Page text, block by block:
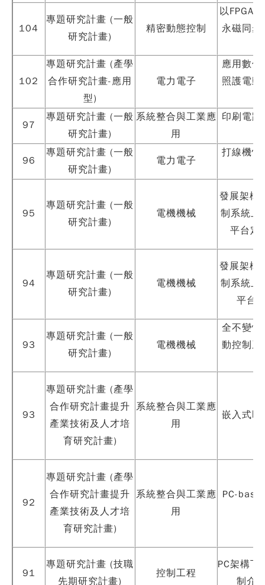
104
專題研究計畫 (一般
研究計畫)
精密動態控制
以FPGA
永磁同步
102
專題研究計畫 (產學
合作研究計畫-應用
型)
電力電子
應用數
照護電
97
專題研究計畫 (一般
研究計畫)
系統整合與工業應
用
印刷電
96
專題研究計畫 (一般
研究計畫)
電力電子
打線機快
95
專題研究計畫 (一般
研究計畫)
電機機械
發展架構
制系統上
平台定
94
專題研究計畫 (一般
研究計畫)
電機機械
發展架構
制系統上
平台
93
專題研究計畫 (一般
研究計畫)
電機機械
全不變性
動控制系
93
專題研究計畫 (產學
合作研究計畫提升
產業技術及人才培
育研究計畫)
系統整合與工業應
用
嵌入式即
92
專題研究計畫 (產學
合作研究計畫提升
產業技術及人才培
育研究計畫)
系統整合與工業應
用
PC-
91
專題研究計畫 (技職
先期研究計畫)
控制工程
PC架構下
制介